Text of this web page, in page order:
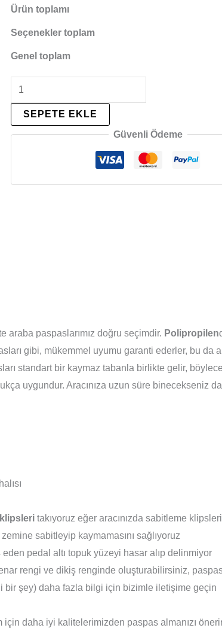
Ürün toplamı
Seçenekler toplam
Genel toplam
SEPETE EKLE
Güvenli Ödeme
araba paspaslarımız doğru seçimdir. Polipropilen
gibi, mükemmel uyumu garanti ederler, bu da
standart bir kaymaz tabanla birlikte gelir,
uygundur. Aracınıza uzun süre binecekseniz
takıyoruz eğer aracınızda sabitleme klipsleri
sabitleyip kaymamasını sağlıyoruz
pedal altı topuk yüzeyi hasar alıp delinmiyor
rengi ve dikiş renginde oluşturabilirsiniz,
bir şey) daha fazla bilgi için bizimle iletişime geçin
daha iyi kalitelerimizden paspas almanızı